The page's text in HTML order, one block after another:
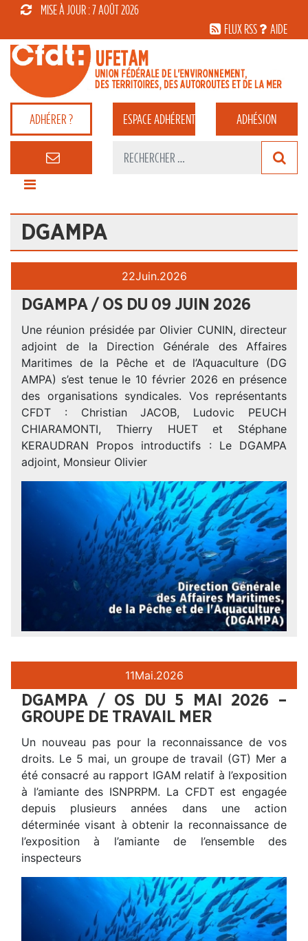
MISE À JOUR : 7 AOÛT 2026
FLUX RSS
AIDE
ADHÉRER ? ESPACEADHÉRENT ADHÉSION
DGAMPA
22Juin.2026
DGAMPA / OS DU 09 JUIN 2026
Une réunion présidée par Olivier CUNIN, directeur
adjoint de la Direction Générale des Affaires
Maritimes de la Pêche et de l’Aquaculture (DG
AMPA) s’est tenue le 10 février 2026 en présence
des organisations syndicales. Vos représentants
CFDT : Christian JACOB, Ludovic PEUCH
CHIARAMONTI, Thierry HUET et Stéphane
KERAUDRAN Propos introductifs : Le DGAMPA
adjoint, Monsieur Olivier
11Mai.2026
DGAMPA / OS DU 5 MAI 2026 –
GROUPE DE TRAVAIL MER
Un nouveau pas pour la reconnaissance de vos
droits. Le 5 mai, un groupe de travail (GT) Mer a
été consacré au rapport IGAM relatif à l’exposition
à l’amiante des ISNPRPM. La CFDT est engagée
depuis plusieurs années dans une action
déterminée visant à obtenir la reconnaissance de
l’exposition à l’amiante de l’ensemble des
inspecteurs